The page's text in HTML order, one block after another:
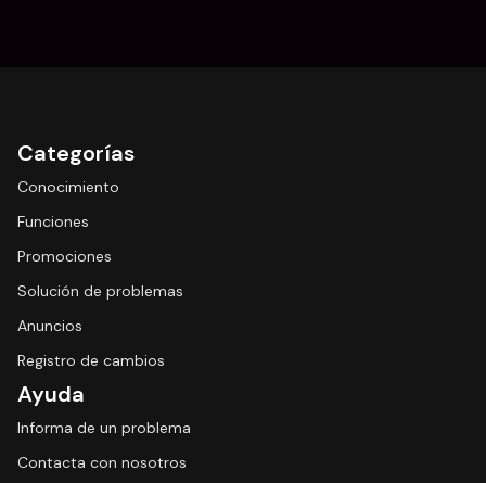
Categorías
Conocimiento
Funciones
Promociones
Solución de problemas
Anuncios
Registro de cambios
Ayuda
Informa de un problema
Contacta con nosotros